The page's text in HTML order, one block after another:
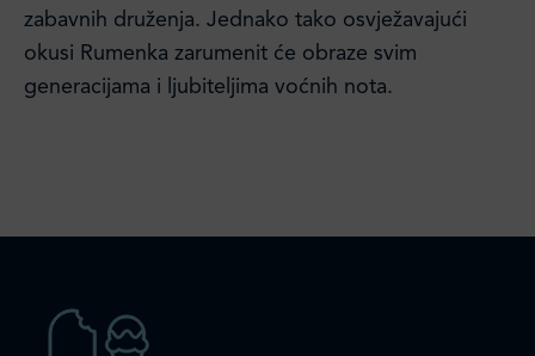
zabavnih druženja. Jednako tako osvježavajući
okusi Rumenka zarumenit će obraze svim
generacijama i ljubiteljima voćnih nota.